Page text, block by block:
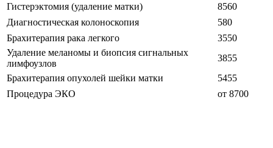
Гистерэктомия (удаление матки)
8560
Диагностическая колоноскопия
580
Брахитерапия рака легкого
3550
Удаление меланомы и биопсия сигнальных
лимфоузлов
3855
Брахитерапия опухолей шейки матки
5455
Процедура ЭКО
от 8700